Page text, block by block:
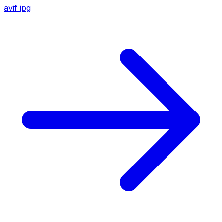
avif jpg